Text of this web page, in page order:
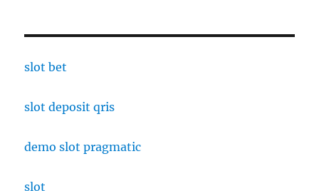
slot bet
slot deposit qris
demo slot pragmatic
slot